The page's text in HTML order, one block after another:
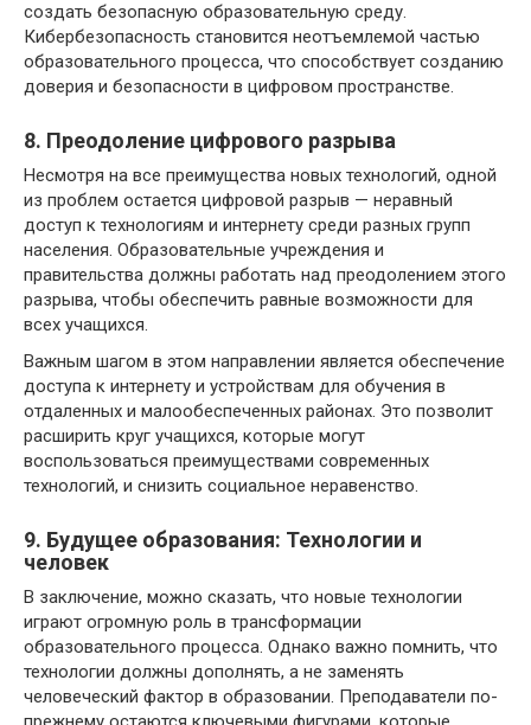
создать безопасную образовательную среду.
Кибербезопасность становится неотъемлемой частью
образовательного процесса, что способствует созданию
доверия и безопасности в цифровом пространстве.
8. Преодоление цифрового разрыва
Несмотря на все преимущества новых технологий, одной
из проблем остается цифровой разрыв — неравный
доступ к технологиям и интернету среди разных групп
населения. Образовательные учреждения и
правительства должны работать над преодолением этого
разрыва, чтобы обеспечить равные возможности для
всех учащихся.
Важным шагом в этом направлении является обеспечение
доступа к интернету и устройствам для обучения в
отдаленных и малообеспеченных районах. Это позволит
расширить круг учащихся, которые могут
воспользоваться преимуществами современных
технологий, и снизить социальное неравенство.
9. Будущее образования: Технологии и
человек
В заключение, можно сказать, что новые технологии
играют огромную роль в трансформации
образовательного процесса. Однако важно помнить, что
технологии должны дополнять, а не заменять
человеческий фактор в образовании. Преподаватели по-